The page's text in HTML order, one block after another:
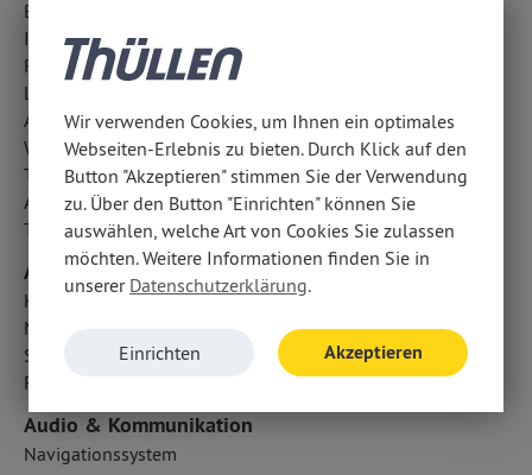
Blendfreier Fernlichtassistent
ISOFIX Kindersitzbefestigung
Regensensor
LED-Tagfahrlicht
Außentemperatur Anzeige
Wegfahrsperre
Totwinkel-Assistent
Abbiegelicht
Traktionskontrolle
Airbags
Kopfairbag vorn und hinten
Mittelairbag
Seitenairbag vorn
Fahrer- /Beifahrerairbag
Audio & Kommunikation
Navigationssystem
Wir verwenden Cookies, um Ihnen ein optimales
Webseiten-Erlebnis zu bieten. Durch Klick auf den
Button "Akzeptieren" stimmen Sie der Verwendung
zu. Über den Button "Einrichten" können Sie
auswählen, welche Art von Cookies Sie zulassen
möchten. Weitere Informationen finden Sie in
unserer Datenschutzerklärung.
Einrichten Akzeptieren